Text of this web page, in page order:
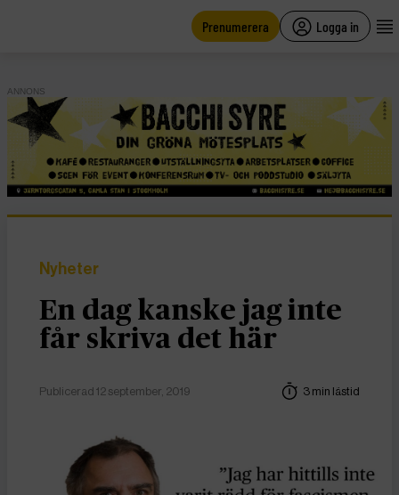
Prenumerera Logga in
ANNONS
Nyheter
En dag kanske jag inte
får skriva det här
Publicerad 12 september, 2019 3 min lästid